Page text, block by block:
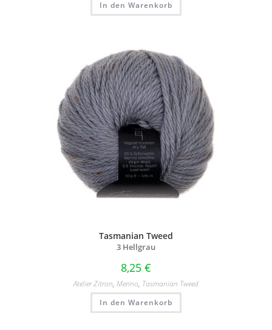
In den Warenkorb
Tasmanian Tweed
3 Hellgrau
8,25 €
Atelier Zitron, Merino, Tasmanian Tweed
In den Warenkorb